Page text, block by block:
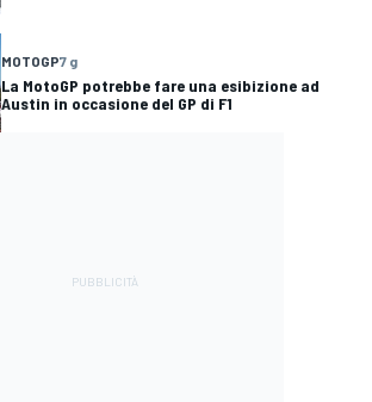
MOTOGP7 g
La MotoGP potrebbe fare una esibizione ad
Austin in occasione del GP di F1